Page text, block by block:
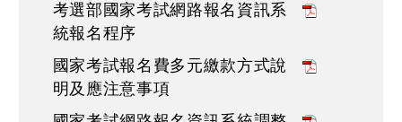
考選部國家考試網路報名資訊系
統報名程序
國家考試報名費多元繳款方式說
明及應注意事項